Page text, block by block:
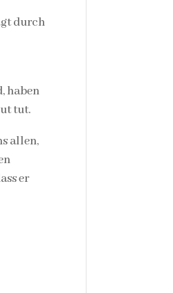
durch
haben
tut.
allen,
er